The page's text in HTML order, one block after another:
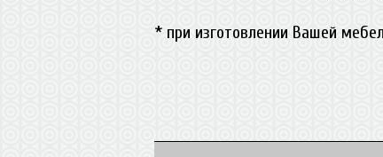
* при изготовлении Вашей